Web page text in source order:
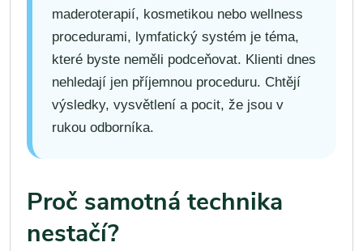
maderoterapií, kosmetikou nebo wellness
procedurami, lymfatický systém je téma,
které byste neměli podceňovat. Klienti dnes
nehledají jen příjemnou proceduru. Chtějí
výsledky, vysvětlení a pocit, že jsou v
rukou odborníka.
Proč samotná technika
nestačí?